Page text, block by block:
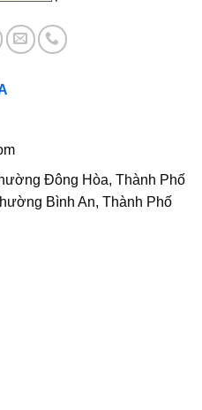
Đông Hòa, Thành Phố
Bình An, Thành Phố